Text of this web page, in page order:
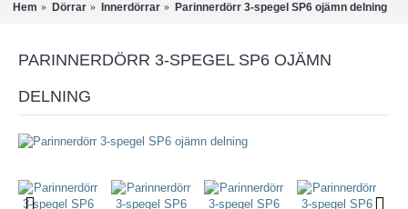
Hem Dörrar Innerdörrar Parinnerdörr 3-spegel SP6 ojämn delning
PARINNERDÖRR 3-SPEGEL SP6 OJÄMN
DELNING